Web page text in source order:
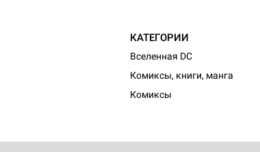
КАТЕГОРИИ
Вселенная DC
Комиксы, книги, манга
Комиксы
Настольная игра Hobby World Монстры
Белая смерть